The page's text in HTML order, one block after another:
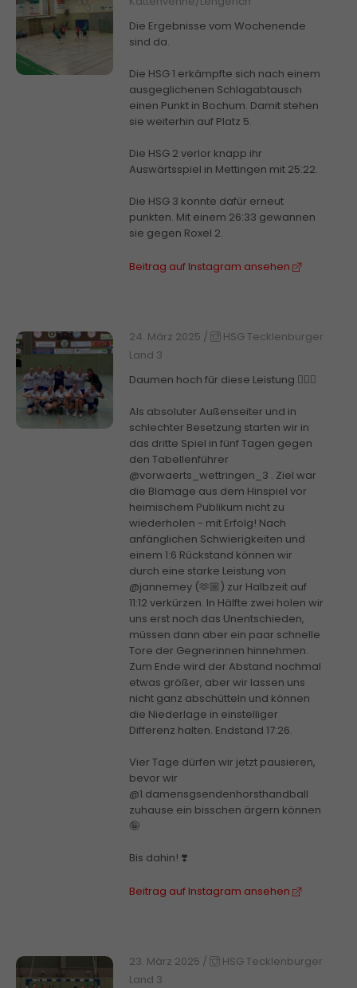
Die Ergebnisse vom Wochenende
sind da.
Die HSG 1 erkämpfte sich nach einem
ausgeglichenen Schlagabtausch
einen Punkt in Bochum. Damit stehen
sie weiterhin auf Platz 5.
Die HSG 2 verlor knapp ihr
Auswärtsspiel in Mettingen mit 25:22.
Die HSG 3 konnte dafür erneut
punkten. Mit einem 26:33 gewannen
sie gegen Roxel 2.
Beitrag auf Instagram ansehen
24. März 2025 /
HSG Tecklenburger
Land 3
Daumen hoch für diese Leistung 👍🏼🔥
Als absoluter Außenseiter und in
schlechter Besetzung starten wir in
das dritte Spiel in fünf Tagen gegen
den Tabellenführer
@vorwaerts_wettringen_3 . Ziel war
die Blamage aus dem Hinspiel vor
heimischem Publikum nicht zu
wiederholen - mit Erfolg! Nach
anfänglichen Schwierigkeiten und
einem 1:6 Rückstand können wir
durch eine starke Leistung von
@jannemey (🫶🏼) zur Halbzeit auf
11:12 verkürzen. In Hälfte zwei holen wir
uns erst noch das Unentschieden,
müssen dann aber ein paar schnelle
Tore der Gegnerinnen hinnehmen.
Zum Ende wird der Abstand nochmal
etwas größer, aber wir lassen uns
nicht ganz abschütteln und können
die Niederlage in einstelliger
Differenz halten. Endstand 17:26.
Vier Tage dürfen wir jetzt pausieren,
bevor wir
@1.damensgsendenhorsthandball
zuhause ein bisschen ärgern können
🤪
Bis dahin! ❣️
Beitrag auf Instagram ansehen
23. März 2025 /
HSG Tecklenburger
Land 3